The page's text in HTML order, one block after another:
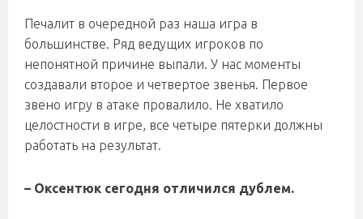
Печалит в очередной раз наша игра в
большинстве. Ряд ведущих игроков по
непонятной причине выпали. У нас моменты
создавали второе и четвертое звенья. Первое
звено игру в атаке провалило. Не хватило
целостности в игре, все четыре пятерки должны
работать на результат.
– Оксентюк сегодня отличился дублем.